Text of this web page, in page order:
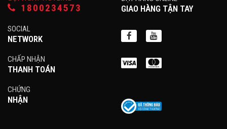
1800234573 GIAO HÀNG TẬN TAY
SOCIAL
NETWORK
CHẤP NHẬN
THANH TOÁN
CHỨNG
NHẬN